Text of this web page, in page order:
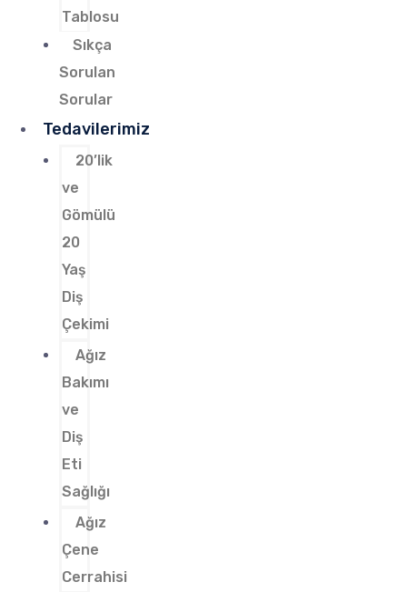
Tablosu
Sıkça
Sorulan
Sorular
Tedavilerimiz
20’lik
ve
Gömülü
20
Yaş
Diş
Çekimi
Ağız
Bakımı
ve
Diş
Eti
Sağlığı
Ağız
Çene
Cerrahisi